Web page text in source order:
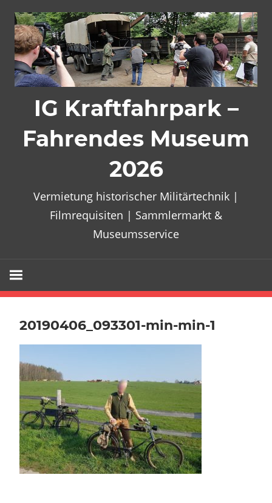
Inhalt
springen
IG Kraftfahrpark –
Fahrendes Museum
2026
Vermietung historischer Militärtechnik |
Filmrequisiten | Sammlermarkt &
Museumsservice
20190406_093301-min-min-1